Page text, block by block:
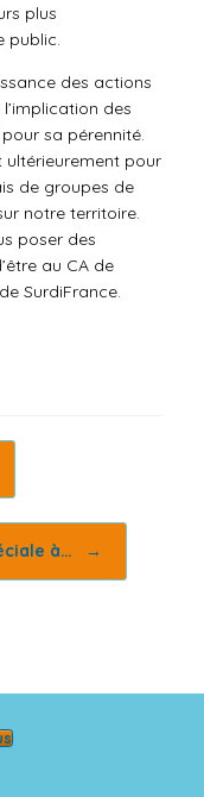
plus
public.
des actions
des
sa pérennité.
ultérieurement pour
de groupes de
notre territoire.
poser des
au CA de
SurdiFrance.
à… →